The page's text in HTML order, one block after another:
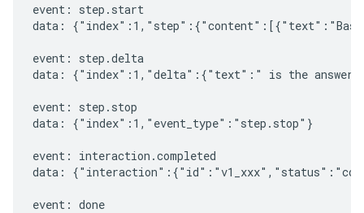
event: step.start
data:
event: step.delta
data: {"index":1,"delta":{"text":" is the answer
event: step.stop
data: {"index":1,"event_type":"step.stop"}
event: interaction.completed
data:
event: done